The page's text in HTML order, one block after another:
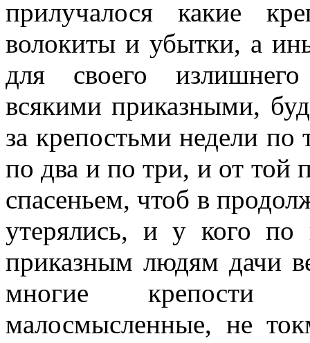
прилучалося какие
волокиты и убытки, а
для своего излишнего
всякими приказными,
за крепостьми недели
по два и по три, и от той
спасеньем, чтоб в
утерялись, и у кого по
приказным людям дачи
многие крепости
малосмысленные, не